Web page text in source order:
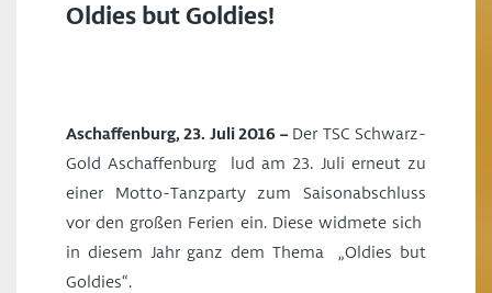
Oldies but Goldies!
Aschaffenburg, 23. Juli 2016 – Der TSC Schwarz-
Gold Aschaffenburg lud am 23. Juli erneut zu
einer Motto-Tanzparty zum Saisonabschluss
vor den großen Ferien ein. Diese widmete sich
in diesem Jahr ganz dem Thema „Oldies but
Goldies“.